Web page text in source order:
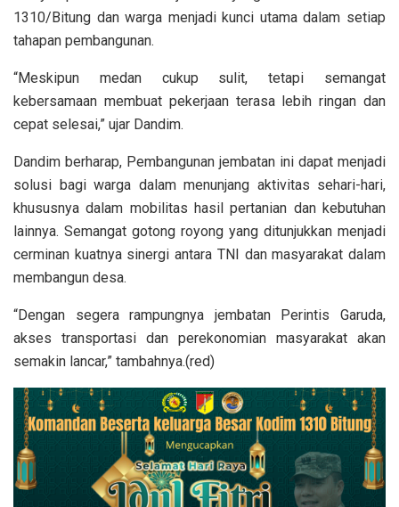
1310/Bitung dan warga menjadi kunci utama dalam setiap
tahapan pembangunan.
“Meskipun medan cukup sulit, tetapi semangat
kebersamaan membuat pekerjaan terasa lebih ringan dan
cepat selesai,” ujar Dandim.
Dandim berharap, Pembangunan jembatan ini dapat menjadi
solusi bagi warga dalam menunjang aktivitas sehari-hari,
khususnya dalam mobilitas hasil pertanian dan kebutuhan
lainnya. Semangat gotong royong yang ditunjukkan menjadi
cerminan kuatnya sinergi antara TNI dan masyarakat dalam
membangun desa.
“Dengan segera rampungnya jembatan Perintis Garuda,
akses transportasi dan perekonomian masyarakat akan
semakin lancar,” tambahnya.(red)